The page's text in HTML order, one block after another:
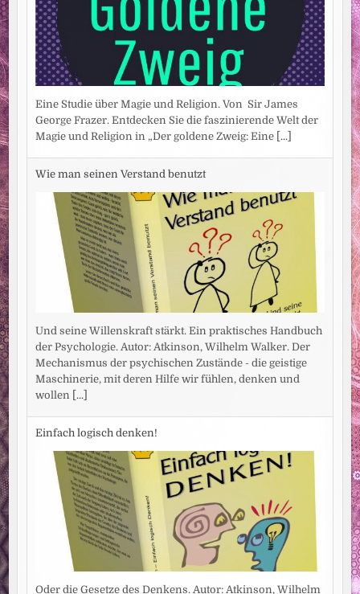
Eine Studie über Magie und Religion. Von Sir James
George Frazer. Entdecken Sie die faszinierende Welt der
Magie und Religion in „Der goldene Zweig: Eine [...]
Wie man seinen Verstand benutzt
Und seine Willenskraft stärkt. Ein praktisches Handbuch
der Psychologie. Autor: Atkinson, Wilhelm Walker. Der
Mechanismus der psychischen Zustände - die geistige
Maschinerie, mit deren Hilfe wir fühlen, denken und
wollen
[...]
Einfach logisch denken!
Oder die Gesetze des Denkens. Autor: Atkinson, Wilhelm